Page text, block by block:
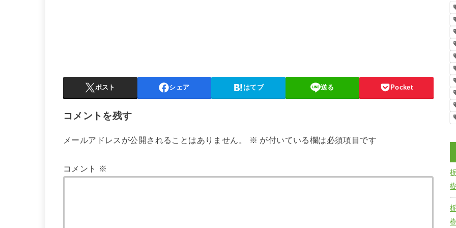
ポスト シェア はてブ 送る Pocket
コメントを残す
メールアドレスが公開されることはありません。 ※ が付いている欄は必須項目です
コメント ※